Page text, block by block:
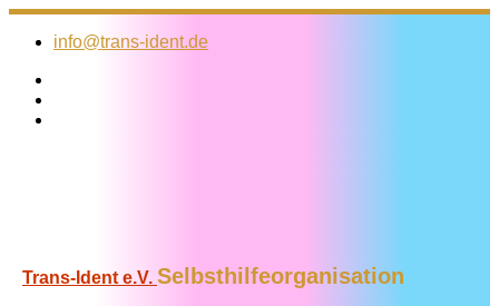
Zum
Inhalt
info@trans-ident.de
Trans-Ident e.V. Selbsthilfeorganisation